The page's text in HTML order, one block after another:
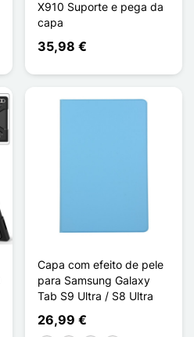
X910 Suporte e pega da
capa
35,98 €
Capa com efeito de pele
para Samsung Galaxy
Tab S9 Ultra / S8 Ultra
26,99 €